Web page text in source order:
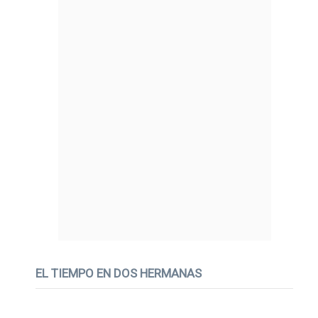
EL TIEMPO EN DOS HERMANAS